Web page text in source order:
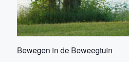
Bewegen in de Beweegtuin